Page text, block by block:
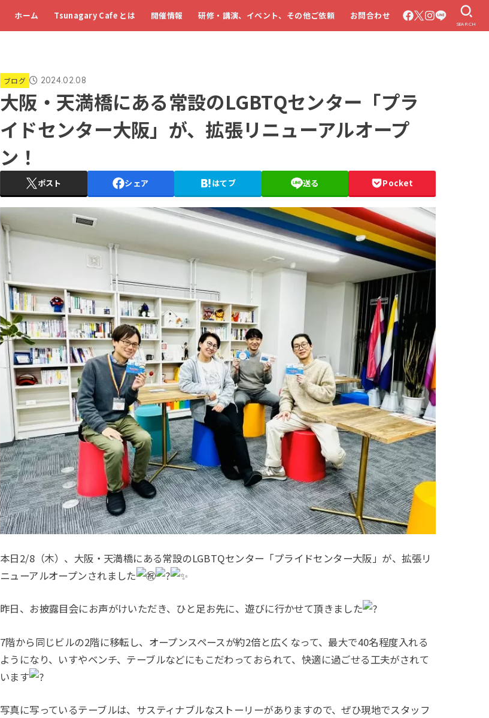
ホーム Tsunagary Cafe とは 開催情報 研修・講演、イベント、その他ご依頼 お問合わせ
SEARCH
ブログ 2024.02.08
大阪・天満橋にある常設のLGBTQセンター「プラ
イドセンター大阪」が、拡張リニューアルオープ
ン！
ポスト シェア はてブ 送る Pocket
本日2/8（木）、大阪・天満橋にある常設のLGBTQセンター「プライドセンター大阪」が、拡張リ
ニューアルオープンされました
昨日、お披露目会にお声がけいただき、ひと足お先に、遊びに行かせて頂きました
7階から同じビルの2階に移転し、オープンスペースが約2倍と広くなって、最大で40名程度入れる
ようになり、いすやベンチ、テーブルなどにもこだわっておられて、快適に過ごせる工夫がされて
います
写真に写っているテーブルは、サスティナブルなストーリーがありますので、ぜひ現地でスタッフ